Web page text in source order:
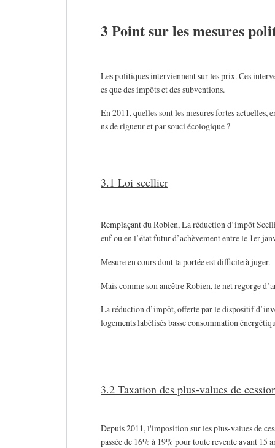
3 Point sur les mesures
Les politiques interviennent sur les prix. Ces
es que des impôts et des subventions.
En 2011, quelles sont les mesures fortes actuelles,
ns de rigueur et par souci écologique ?
3.1 Loi scellier
Remplaçant du Robien, La réduction d’impôt
euf ou en l’état futur d’achèvement entre le 1er
Mesure en cours dont la portée est difficile à juger.
Mais comme son ancêtre Robien, le net regorge
La réduction d’impôt, offerte par le dispositif
logements labélisés basse consommation
3.2 Taxation des plus-values de
Depuis 2011, l'imposition sur les plus-values de
passée de 16% à 19% pour toute revente avant 15